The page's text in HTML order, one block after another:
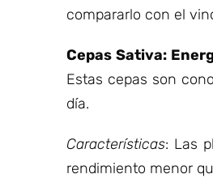
compararlo con el
Cepas Sativa:
Estas cepas son
día.
Características: Las
rendimiento menor